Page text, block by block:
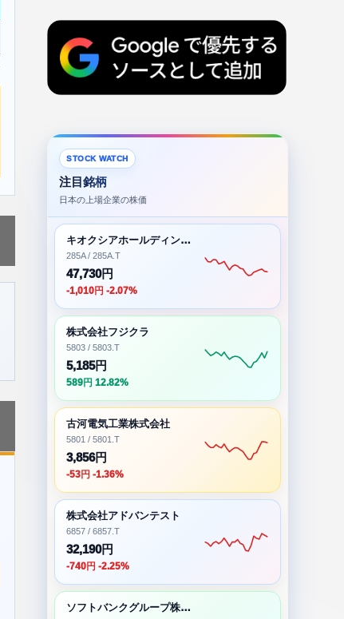
STOCK WATCH
注目銘柄
日本の上場企業の株価
キオクシアホールディングス株式会社
285A / 285A.T
47,730円
-1,010円 -2.07%
株式会社フジクラ
5803 / 5803.T
5,185円
589円 12.82%
古河電気工業株式会社
5801 / 5801.T
3,856円
-53円 -1.36%
株式会社アドバンテスト
6857 / 6857.T
32,190円
-740円 -2.25%
ソフトバンクグループ株式会社